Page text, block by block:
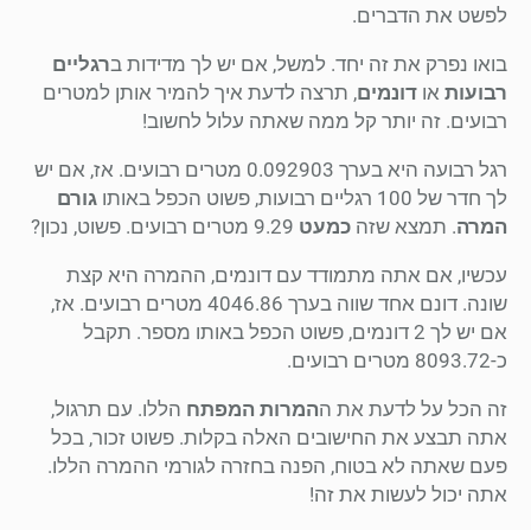
לפשט את הדברים.
בואו נפרק את זה יחד. למשל, אם יש לך מדידות ברגליים
רבועות או דונמים, תרצה לדעת איך להמיר אותן למטרים
רבועים. זה יותר קל ממה שאתה עלול לחשוב!
רגל רבועה היא בערך 0.092903 מטרים רבועים. אז, אם יש
לך חדר של 100 רגליים רבועות, פשוט הכפל באותו
גורם
המרה. תמצא שזה כמעט
עכשיו, אם אתה מתמודד עם דונמים, ההמרה היא קצת
שונה. דונם אחד שווה בערך 4046.86 מטרים רבועים. אז,
אם יש לך 2 דונמים, פשוט הכפל באותו מספר. תקבל
כ-8093.72 מטרים רבועים.
זה הכל על לדעת את ההמרות המפתח הללו. עם תרגול,
אתה תבצע את החישובים האלה בקלות. פשוט זכור, בכל
פעם שאתה לא בטוח, הפנה בחזרה לגורמי ההמרה הללו.
אתה יכול לעשות את זה!